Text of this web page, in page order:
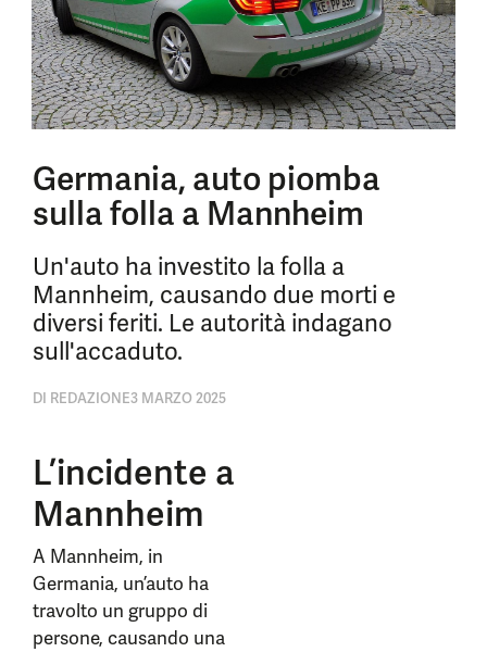
Germania, auto piomba
sulla folla a Mannheim
Un'auto ha investito la folla a
Mannheim, causando due morti e
diversi feriti. Le autorità indagano
sull'accaduto.
DI REDAZIONE3 MARZO 2025
L’incidente a
Mannheim
A Mannheim, in
Germania, un’auto ha
travolto un gruppo di
persone, causando una